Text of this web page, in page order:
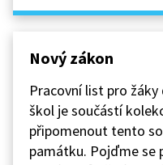
Nový zákon
Pracovní list pro
škol je součástí
připomenout tento
památku. Pojďme se